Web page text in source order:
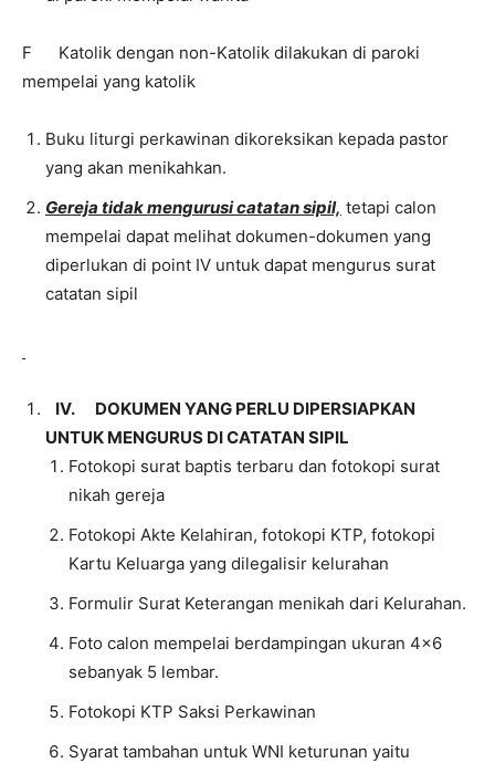
F Katolik dengan non-Katolik dilakukan di paroki
mempelai yang katolik
Buku liturgi perkawinan dikoreksikan kepada pastor
yang akan menikahkan.
Gereja tidak mengurusi catatan sipil, tetapi calon
mempelai dapat melihat dokumen-dokumen yang
diperlukan di point IV untuk dapat mengurus surat
catatan sipil
IV. DOKUMEN YANG PERLU DIPERSIAPKAN
UNTUK MENGURUS DI CATATAN SIPIL
Fotokopi surat baptis terbaru dan fotokopi surat
nikah gereja
Fotokopi Akte Kelahiran, fotokopi KTP, fotokopi
Kartu Keluarga yang dilegalisir kelurahan
Formulir Surat Keterangan menikah dari Kelurahan.
Foto calon mempelai berdampingan ukuran 4×6
sebanyak 5 lembar.
Fotokopi KTP Saksi Perkawinan
Syarat tambahan untuk WNI keturunan yaitu